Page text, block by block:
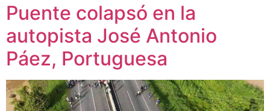
Puente colapsó en la
autopista José Antonio
Páez, Portuguesa